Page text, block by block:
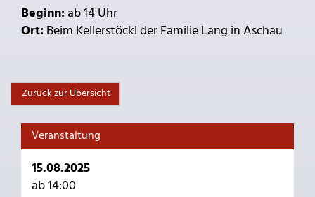
Beginn:ab 14 Uhr
Ort:Beim Kellerstöckl der Familie Lang in Aschau
Zurück zur Übersicht
Veranstaltung
15.08.2025
ab 14:00